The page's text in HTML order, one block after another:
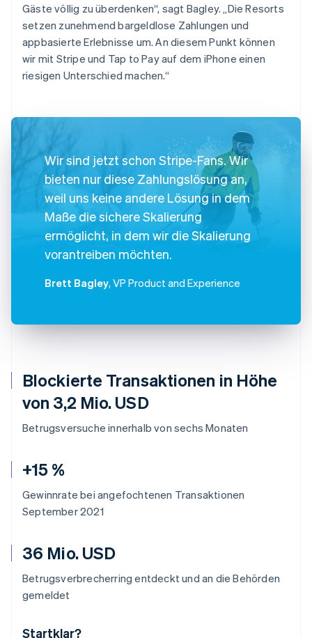
Blockierte Transaktionen in Höhe
von 3,2 Mio. USD
Betrugsversuche innerhalb von sechs Monaten
+15 %
Gewinnrate bei angefochtenen Transaktionen
September 2021
36 Mio. USD
Betrugsverbrecherring entdeckt und an die Behörden
gemeldet
Startklar?
Gäste völlig zu überdenken“, sagt Bagley. „Die Resorts
setzen zunehmend bargeldlose Zahlungen und
appbasierte Erlebnisse um. An diesem Punkt können
wir mit Stripe und Tap to Pay auf dem iPhone einen
riesigen Unterschied machen.“
Wir sind jetzt schon Stripe-Fans. Wir
bieten nur diese Zahlungslösung an,
weil uns keine andere Lösung in dem
Maße die sichere Skalierung
ermöglicht, in dem wir die Skalierung
vorantreiben möchten.
Brett Bagley, VP Product and Experience
Australien